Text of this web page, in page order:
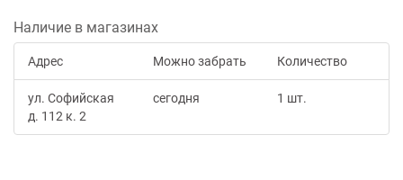
Наличие в магазинах
Адрес Можно забрать Количество
ул. Софийская
д. 112 к. 2
сегодня 1 шт.